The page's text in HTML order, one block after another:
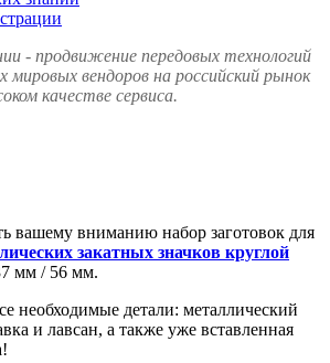
- продвижение передовых технологий
вендоров на российский рынок
качестве сервиса.
вашему вниманию набор заготовок для
закатных значков круглой
мм / 56 мм.
необходимые детали: металлический
и лавсан, а также уже вставленная